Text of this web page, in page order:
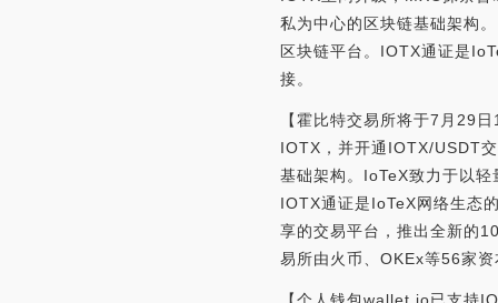
私为中心的区块链基础架构
区块链平台。IOTX通证是
接。
【霍比特交易所将于7月29
IOTX，并开通IOTX/USDT
基础架构。IoTeX致力于以
IOTX通证是IoTeX网络生态
享的交易平台，推出全新的
易所由火币、OKEx等56家